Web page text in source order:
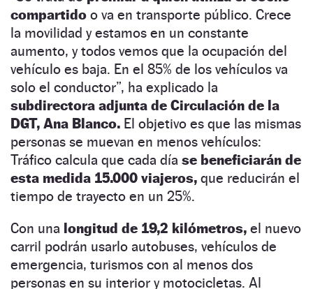
compartido o va en transporte público. Crece
la movilidad y estamos en un constante
aumento, y todos vemos que la ocupación del
vehículo es baja. En el 85% de los vehículos va
solo el conductor”, ha explicado la
subdirectora adjunta de Circulación de la
DGT, Ana Blanco. El objetivo es que las mismas
personas se muevan en menos vehículos:
Tráfico calcula que cada día se beneficiarán de
esta medida 15.000 viajeros, que reducirán el
tiempo de trayecto en un 25%.
Con una longitud de 19,2 kilómetros, el nuevo
carril podrán usarlo autobuses, vehículos de
emergencia, turismos con al menos dos
personas en su interior y motocicletas. Al